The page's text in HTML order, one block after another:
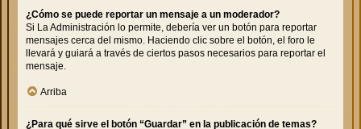
¿Cómo se puede reportar un mensaje a un moderador?
Si La Administración lo permite, debería ver un botón para reportar
mensajes cerca del mismo. Haciendo clic sobre el botón, el foro le
llevará y guiará a través de ciertos pasos necesarios para reportar el
mensaje.
Arriba
¿Para qué sirve el botón “Guardar” en la publicación de temas?